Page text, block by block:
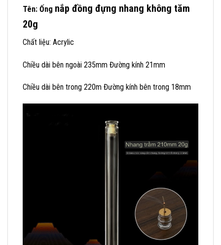
Tên: Ống nắp đồng đựng nhang không tăm
20g
Chất liệu: Acrylic
Chiều dài bên ngoài 235mm Đường kính 21mm
Chiều dài bên trong 220m Đường kính bên trong 18mm